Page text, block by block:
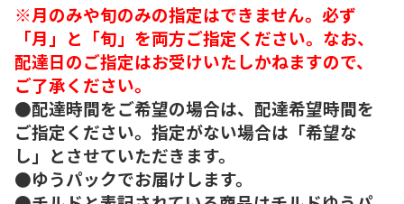
※月のみや旬のみの指定はできません。必ず
「月」と「旬」を両方ご指定ください。なお、
配達日のご指定はお受けいたしかねますので、
ご了承ください。
●配達時間をご希望の場合は、配達希望時間を
ご指定ください。指定がない場合は「希望な
し」とさせていただきます。
●ゆうパックでお届けします。